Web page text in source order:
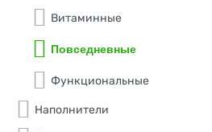
тыква
устрица
форель
цыпленок
Витаминные
Повседневные
Функциональные
Наполнители